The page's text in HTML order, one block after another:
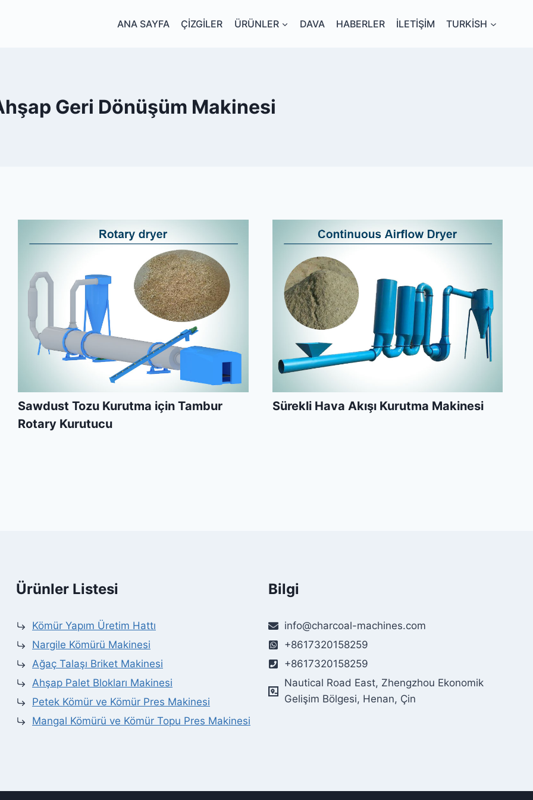
ANA SAYFA ÇIZGILER ÜRÜNLER DAVA HABERLER İLETIŞIM TURKISH
Geri Dönüşüm Makinesi
Sawdust Tozu Kurutma için Tambur
Rotary Kurutucu
Sürekli Hava Akışı Kurutma Makinesi
Ürünler Listesi
Kömür Yapım Üretim Hattı
Nargile Kömürü Makinesi
Ağaç Talaşı Briket Makinesi
Ahşap Palet Blokları Makinesi
Petek Kömür ve Kömür Pres Makinesi
Mangal Kömürü ve Kömür Topu Pres Makinesi
Bilgi
info@charcoal-machines.com
+8617320158259
+8617320158259
Nautical Road East, Zhengzhou Ekonomik
Gelişim Bölgesi, Henan, Çin